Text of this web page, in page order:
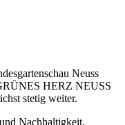
Neuss
HERZ NEUSS
stetig weiter.
Nachhaltigkeit,